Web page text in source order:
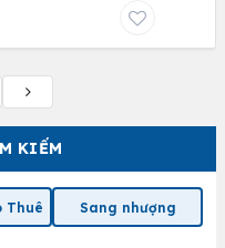
KIẾM
Thuê Sang nhượng